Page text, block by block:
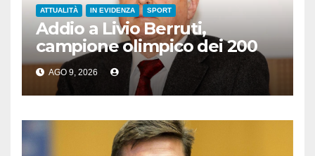
ATTUALITÀ IN EVIDENZA SPORT
Addio a Livio Berruti,
campione olimpico dei 200
metri a Roma 1960
AGO 9, 2026